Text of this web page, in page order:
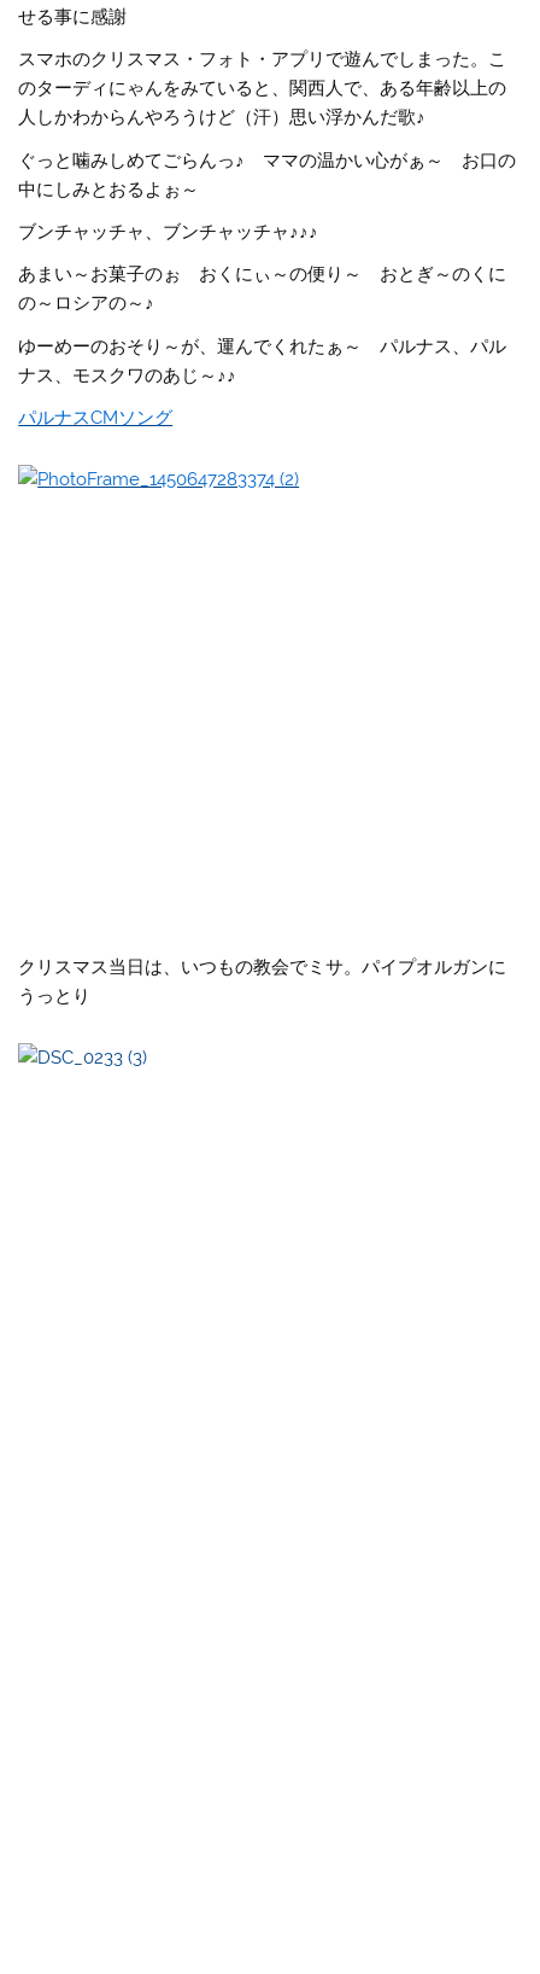
せる事に感謝
スマホのクリスマス・フォト・アプリで遊んでしまった。こ
のターディにゃんをみていると、関西人で、ある年齢以上の
人しかわからんやろうけど（汗）思い浮かんだ歌♪
ぐっと噛みしめてごらんっ♪ ママの温かい心がぁ～ お口の
中にしみとおるよぉ～
ブンチャッチャ、ブンチャッチャ♪♪♪
あまい～お菓子のぉ おくにぃ～の便り～ おとぎ～のくに
の～ロシアの～♪
ゆーめーのおそり～が、運んでくれたぁ～ パルナス、パル
ナス、モスクワのあじ～♪♪
パルナスCMソング
クリスマス当日は、いつもの教会でミサ。パイプオルガンに
うっとり